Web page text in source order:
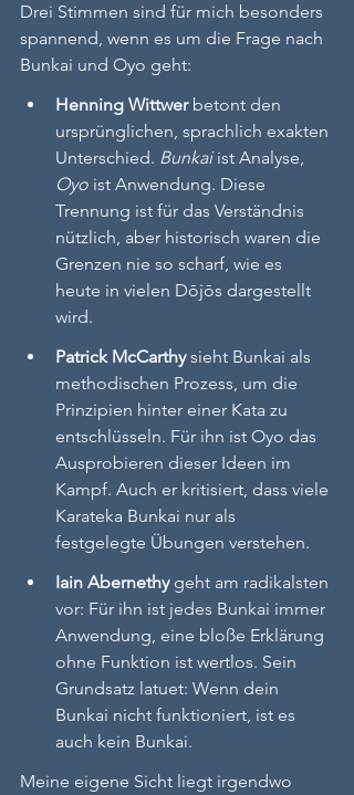
Drei Stimmen sind für mich besonders
spannend, wenn es um die Frage nach
Bunkai und Oyo geht:
Henning Wittwer betont den
ursprünglichen, sprachlich exakten
Unterschied. Bunkai ist Analyse,
Oyo ist Anwendung. Diese
Trennung ist für das Verständnis
nützlich, aber historisch waren die
Grenzen nie so scharf, wie es
heute in vielen Dōjōs dargestellt
wird.
Patrick McCarthy sieht Bunkai als
methodischen Prozess, um die
Prinzipien hinter einer Kata zu
entschlüsseln. Für ihn ist Oyo das
Ausprobieren dieser Ideen im
Kampf. Auch er kritisiert, dass viele
Karateka Bunkai nur als
festgelegte Übungen verstehen.
Iain Abernethy geht am radikalsten
vor: Für ihn ist jedes Bunkai immer
Anwendung, eine bloße Erklärung
ohne Funktion ist wertlos. Sein
Grundsatz latuet: Wenn dein
Bunkai nicht funktioniert, ist es
auch kein Bunkai.
Meine eigene Sicht liegt irgendwo